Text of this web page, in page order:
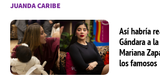
JUANDA CARIBE
Así habría
Gándara a
Mariana
los famosos